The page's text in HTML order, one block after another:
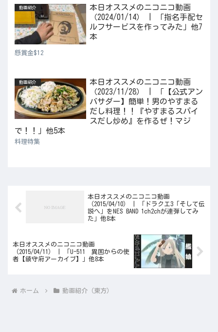
動画紹介
本日オススメのニコニコ動画
（2024/01/14） | 「指名手配セ
ルフサービスを作ってみた」他7
本
懸賞金$12
動画紹介
本日オススメのニコニコ動画
（2023/11/28） | 「【公式アン
バサダー】簡単！男のやすまる
だし料理！！『やすまるスパイ
スだし炒め』を作るぜ！マジ
で！！」他5本
料理特集
本日オススメのニコニコ動画
（2015/04/10） | 「ドラクエ3「そして伝
説へ」をNES BAND 1ch2chが連弾してみ
た」他8本
本日オススメのニコニコ動画
（2015/04/11） | 「U-511 異国からの使
者【鎮守府アーカイブ】」他8本
ホーム 動画紹介（東方）